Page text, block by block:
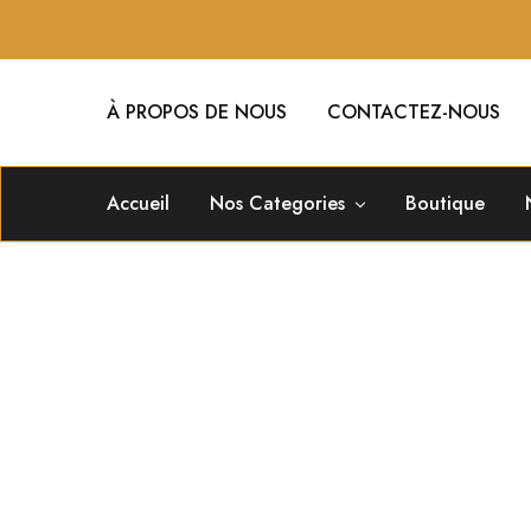
À PROPOS DE NOUS CONTACTEZ-NOUS
Accueil Nos Categories Boutique